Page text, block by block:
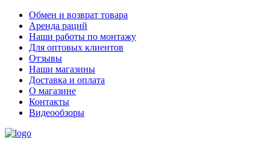
Обмен и возврат товара
Аренда раций
Наши работы по монтажу
Для оптовых клиентов
Отзывы
Наши магазины
Доставка и оплата
О магазине
Контакты
Видеообзоры